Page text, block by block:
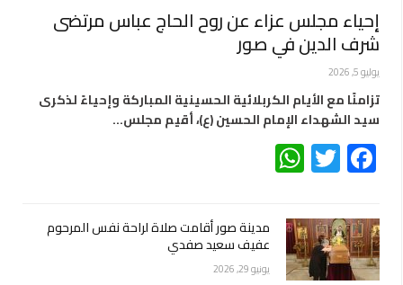
إحياء مجلس عزاء عن روح الحاج عباس مرتضى
شرف الدين في صور
يوليو 5, 2026
تزامنًا مع الأيام الكربلائية الحسينية المباركة وإحياءً لذكرى
سيد الشهداء الإمام الحسين (ع)، أقيم مجلس…
Facebook
Twitter
مدينة صور أقامت صلاة لراحة نفس المرحوم
عفيف سعيد صفدي
يونيو 29, 2026